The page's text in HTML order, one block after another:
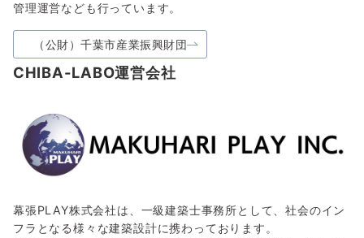
管理運営なども行っています。
（公財）千葉市産業振興財団
CHIBA-LABO運営会社
幕張PLAY株式会社は、一級建築士事務所として、社会のイン
フラとなる様々な建築設計に携わっております。